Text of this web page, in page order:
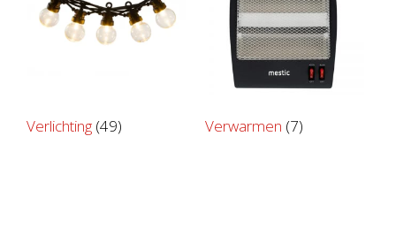
Verlichting (49) Verwarmen (7)